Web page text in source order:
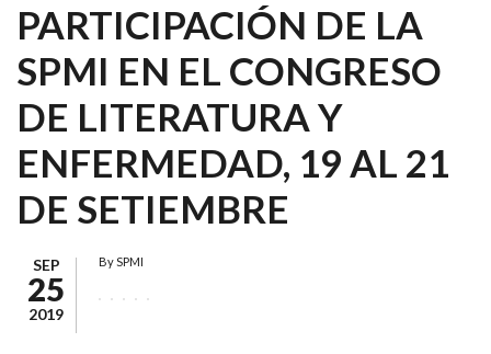
PARTICIPACIÓN DE LA
SPMI EN EL CONGRESO
DE LITERATURA Y
ENFERMEDAD, 19 AL 21
DE SETIEMBRE
SEP
25
2019
BySPMI